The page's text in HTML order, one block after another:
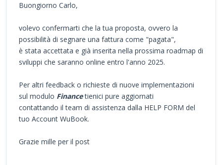
Buongiorno Carlo,
volevo confermarti che la tua proposta, ovvero la
possibilità di segnare una fattura come "pagata",
è stata accettata e già inserita nella prossima roadmap di
sviluppi che saranno online entro l'anno 2025.
Per altri feedback o richieste di nuove implementazioni
sul modulo Financetienici pure aggiornati
contattando il team di assistenza dalla HELP FORM del
tuo Account WuBook.
Grazie mille per il post